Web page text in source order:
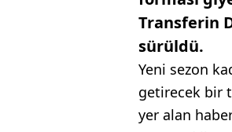
Transferin
sürüldü.
Yeni sezon
getirecek bir
yer alan